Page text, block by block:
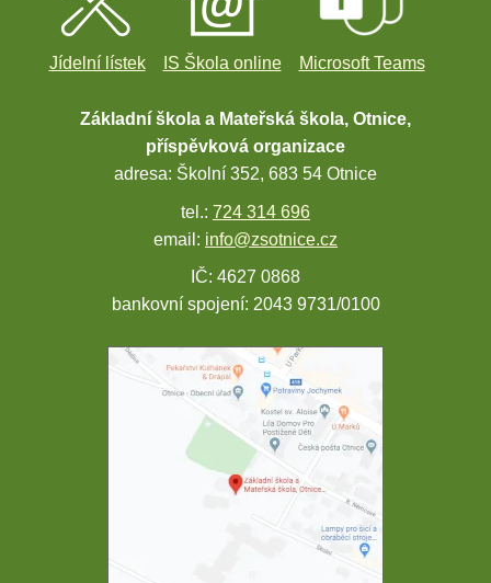
Jídelní lístek IS Škola online Microsoft Teams
Základní škola a Mateřská škola, Otnice,
příspěvková organizace
adresa: Školní 352, 683 54 Otnice
tel.: 724 314 696
email: info@zsotnice.cz
IČ: 4627 0868
bankovní spojení: 2043 9731/0100